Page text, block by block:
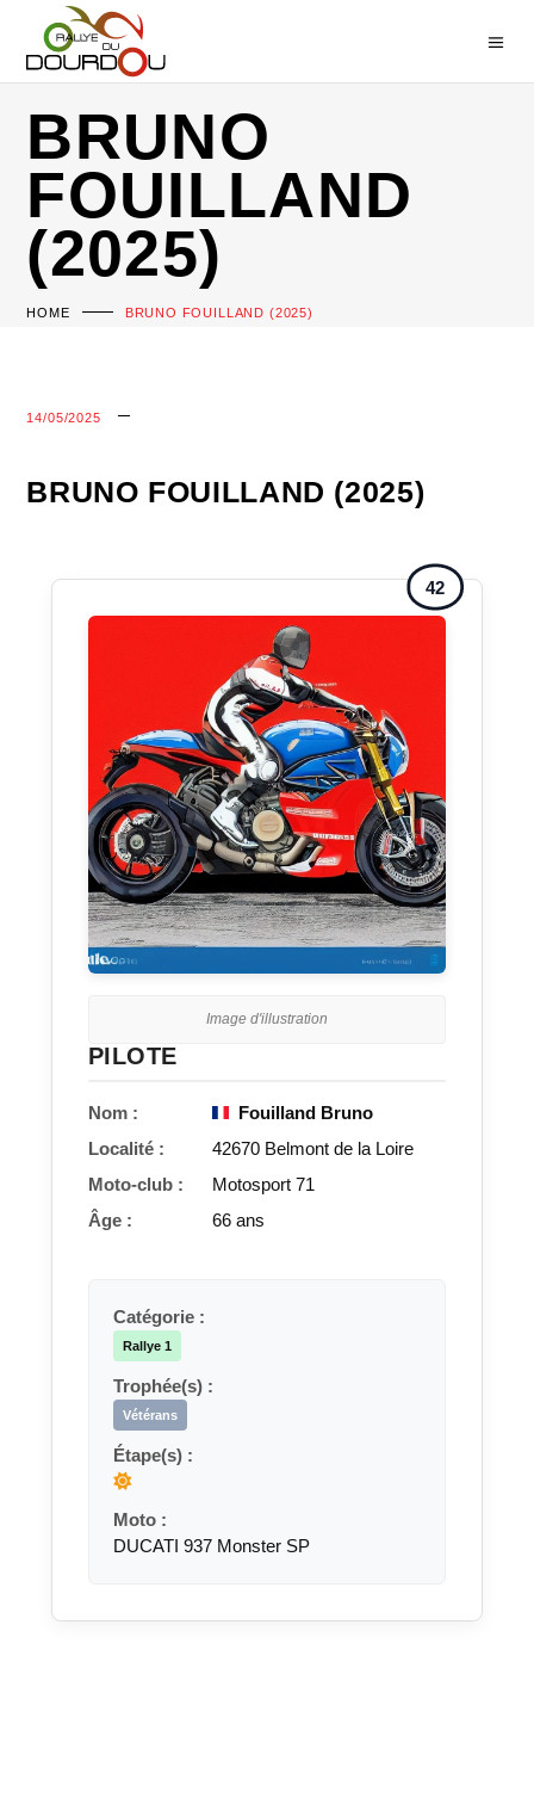
BRUNO
FOUILLAND
(2025)
HOME BRUNO FOUILLAND (2025)
14/05/2025
BRUNO FOUILLAND (2025)
42
Image d'illustration
PILOTE
Nom :
Fouilland Bruno
Localité :
42670 Belmont de la Loire
Moto-club :
Motosport 71
Âge :
66 ans
Catégorie :
Rallye 1
Trophée(s) :
Vétérans
Étape(s) :
Moto :
DUCATI 937 Monster SP